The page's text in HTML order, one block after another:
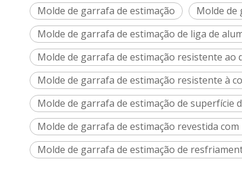
Molde de garrafa de estimação
Molde de
Molde de garrafa de estimação de liga de
Molde de garrafa de estimação resistente ao
Molde de garrafa de estimação resistente à
Molde de garrafa de estimação de superfície
Molde de garrafa de estimação revestida com
Molde de garrafa de estimação de